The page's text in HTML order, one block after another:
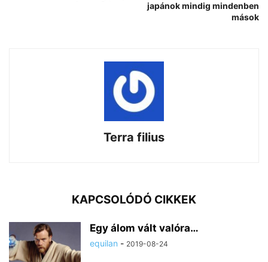
japánok mindig mindenben
mások
Terra filius
KAPCSOLÓDÓ CIKKEK
Egy álom vált valóra…
equilan - 2019-08-24